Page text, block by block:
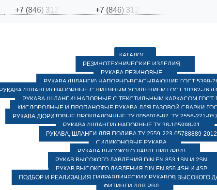
+7 (846) 31 +7 (846) 31
КАТАЛОГ
РЕЗИНОТЕХНИЧЕСКИЕ ИЗДЕЛИЯ
РУКАВА РЕЗИНОВЫЕ
РУКАВА (ШЛАНГИ) НАПОРНО-ВСАСЫВАЮЩИЕ ГОСТ 5398-
(ШЛАНГИ) НАПОРНЫЕ С НИТЯНЫМ УСИЛЕНИЕМ ГОСТ 10362-76
РУКАВА (ШЛАНГИ) НАПОРНЫЕ С ТЕКСТИЛЬНЫМ КАРКАСОМ ГОСТ
КИСЛОРОДНЫЕ И ПРОПАНОВЫЕ РУКАВА ДЛЯ ГАЗОВОЙ СВАРКИ
РУКАВА ДЮРИТОВЫЕ ПРОКЛАДОЧНЫЕ ТУ 0056016-87, ТУ 2556-221-
РУКАВА (ШЛАНГИ) НАПОРНЫЕ ТУ 38-105998-91
РУКАВА, ШЛАНГИ ДЛЯ ПОЛИВА ТУ 2559-223-05788889-2012
СИЛИКОНОВЫЕ РУКАВА
РУКАВА ВЫСОКОГО ДАВЛЕНИЯ (РВД)
РУКАВ ВЫСОКОГО ДАВЛЕНИЯ DIN EN 853 1SN И 2SN
РУКАВ ВЫСОКОГО ДАВЛЕНИЯ DIN EN 856 4SH И 4SP
ПОДБОР И РЕАЛИЗАЦИЯ ГИДРАВЛИЧЕСКИХ РУКАВОВ ВЫСОКОГО
ФИТИНГИ ДЛЯ РВД